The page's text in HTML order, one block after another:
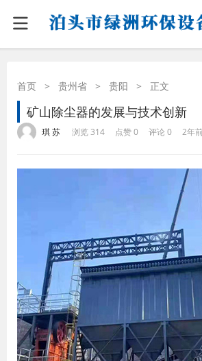
首页 > 贵州省 > 贵阳 > 正文
矿山除尘器的发展与技术创新
琪 苏 浏览 314 点赞 0 评论 0 2年